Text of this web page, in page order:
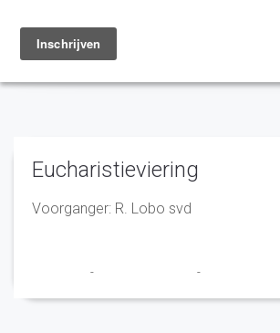
Toggle
navigation
Eucharistieviering
Voorganger: R. Lobo svd
- -